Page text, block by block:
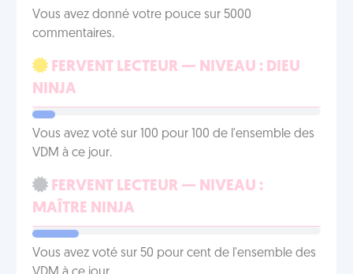
Vous avez donné votre pouce sur 5000
commentaires.
FERVENT LECTEUR — NIVEAU : DIEU
NINJA
Vous avez voté sur 100 pour 100 de l'ensemble des
VDM à ce jour.
FERVENT LECTEUR — NIVEAU :
MAÎTRE NINJA
Vous avez voté sur 50 pour cent de l'ensemble des